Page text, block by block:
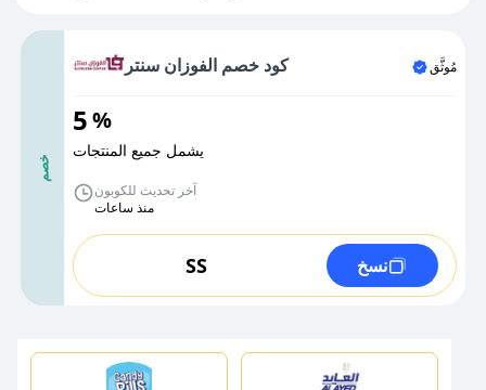
خصم
كود خصم الفوزان سنتر مُوثَّق
5%
يشمل جميع المنتجات
آخر تحديث للكوبون
منذ ساعات
SS نسخ